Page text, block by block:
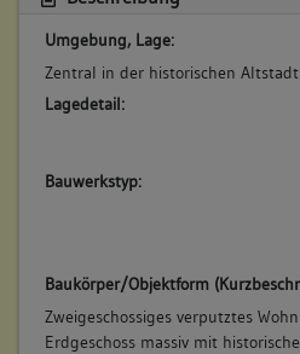
Gemeinderat
Metzger
Betroffene Gebäudeteile:
erhält 1/2 Hausteil
Umgebung, Lage:
Zentral in der historischen Altstadt
Lagedetail:
Bauwerkstyp:
Baukörper/Objektform
Zweigeschossiges verputztes
Erdgeschoss massiv mit